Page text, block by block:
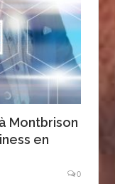
Montbrison
en
0